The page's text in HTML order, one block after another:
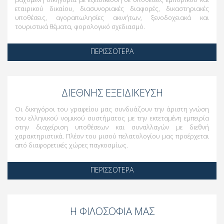
εταιρικού δικαίου, διασυνοριακές διαφορές, δικαστηριακές
υποθέσεις, αγοραπωλησίες ακινήτων, ξενοδοχειακά και
τουριστικά θέματα, φορολογικό σχεδιασμό.
ΠΕΡΙΣΣΟΤΕΡΑ
ΔΙΕΘΝΗΣ ΕΞΕΙΔΙΚΕΥΣΗ
Οι δικηγόροι του γραφείου μας συνδυάζουν την άριστη γνώση
του ελληνικού νομικού συστήματος με την εκτεταμένη εμπειρία
στην διαχείριση υποθέσεων και συναλλαγών με διεθνή
χαρακτηριστικά. Πλέον του μισού πελατολογίου μας προέρχεται
από διαφορετικές χώρες παγκοσμίως.
ΠΕΡΙΣΣΟΤΕΡΑ
Η ΦΙΛΟΣΟΦΙΑ ΜΑΣ